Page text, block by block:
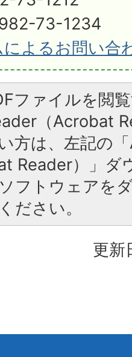
73-1234
よるお問い合
ファイルを閲
（Acrobat
方は、左記の
Reader）」ダ
フトウェアを
ださい。
更新